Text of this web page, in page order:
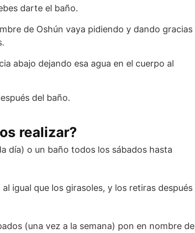
darte el baño.
de Oshún vaya pidiendo y dando gracias
abajo dejando esa agua en el cuerpo al
del baño.
realizar?
día) o un baño todos los sábados hasta
igual que los girasoles, y los retiras después
(una vez a la semana) pon en nombre de